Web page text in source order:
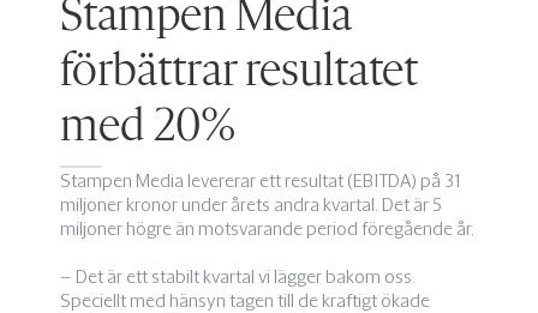
Stampen Media
förbättrar resultatet
med 20%
Stampen Media levererar ett resultat (EBITDA) på 31
miljoner kronor under årets andra kvartal. Det är 5
miljoner högre än motsvarande period föregående år.
– Det är ett stabilt kvartal vi lägger bakom oss.
Speciellt med hänsyn tagen till de kraftigt ökade